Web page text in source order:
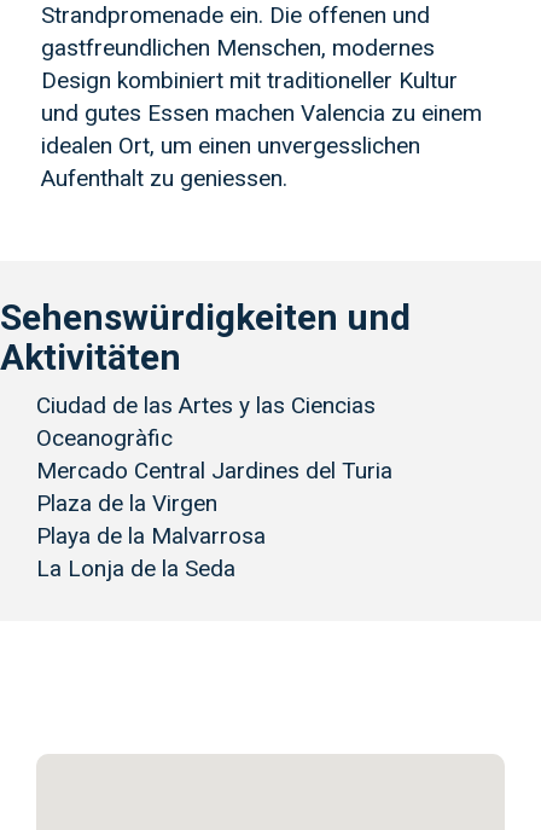
Strandpromenade ein. Die offenen und
gastfreundlichen Menschen, modernes
Design kombiniert mit traditioneller Kultur
und gutes Essen machen Valencia zu einem
idealen Ort, um einen unvergesslichen
Aufenthalt zu geniessen.
Sehenswürdigkeiten und
Aktivitäten
Ciudad de las Artes y las Ciencias
Oceanogràfic
Mercado Central Jardines del Turia
Plaza de la Virgen
Playa de la Malvarrosa
La Lonja de la Seda